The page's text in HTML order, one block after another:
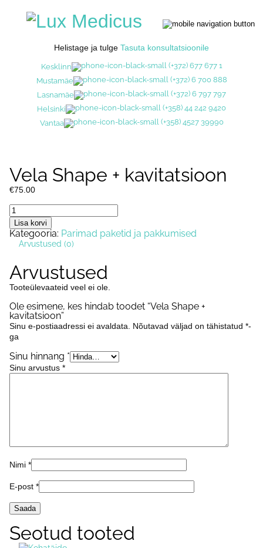
Helistage ja tulge Tasuta konsultatsioonile
Kesklinn
(+372) 677 677 1
Mustamäe
(+372) 6 700 888
Lasnamäe
(+372) 6 797 797
Helsinki
(+358) 44 242 9420
Vantaa
(+358) 4527 39990
Vela Shape + kavitatsioon
€75.00
Vela
Shape
+
kavitatsioon
kogus
Lisa korvi
Kategooria: Parimad paketid ja pakkumised
Arvustused (0)
Arvustused
Tooteülevaateid veel ei ole.
Ole esimene, kes hindab toodet “Vela Shape +
kavitatsioon”
Sinu e-postiaadressi ei avaldata. Nõutavad väljad on tähistatud *-
ga
Sinu hinnang *
Sinu arvustus *
Nimi *
E-post *
Seotud tooted